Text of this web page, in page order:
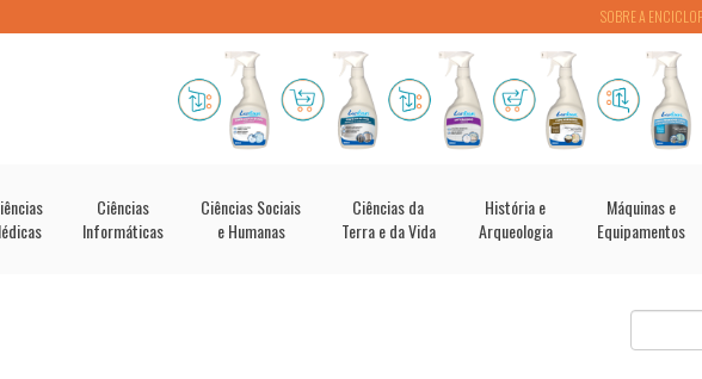
SOBRE A
Ciências
Informáticas
Ciências Sociais
e Humanas
Ciências da
Terra e da Vida
História e
Arqueologia
Máquinas e
Equipamentos